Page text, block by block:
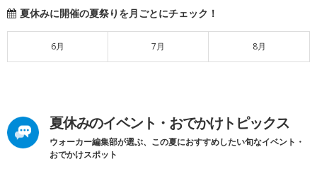
夏休みに開催の夏祭りを月ごとにチェック！
6月 7月 8月
夏休みのイベント・おでかけトピックス
ウォーカー編集部が選ぶ、この夏におすすめしたい旬なイベント・
おでかけスポット